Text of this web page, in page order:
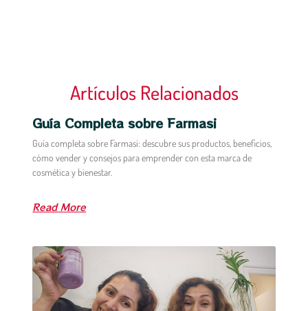
Artículos Relacionados
Guía Completa sobre Farmasi
Guía completa sobre Farmasi: descubre sus productos, beneficios,
cómo vender y consejos para emprender con esta marca de
cosmética y bienestar.
Read More